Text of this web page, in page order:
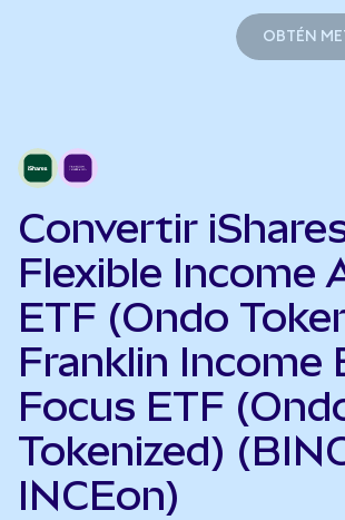
OBTÉN
Convertir
Flexible Income
ETF (Ondo
Franklin Income
Focus ETF
Tokenized)
INCEon)